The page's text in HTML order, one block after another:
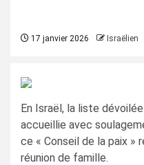
17 janvier 2026 Israëlien
En Israël, la liste
accueillie avec
ce « Conseil de la paix »
réunion de famille.